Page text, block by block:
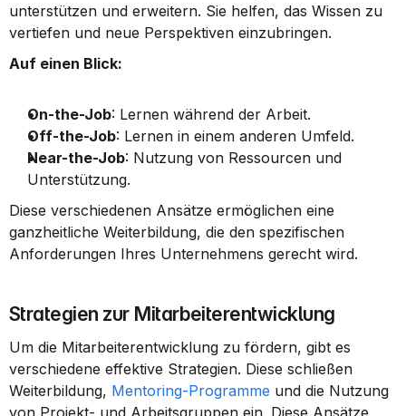
unterstützen und erweitern. Sie helfen, das Wissen zu
vertiefen und neue Perspektiven einzubringen.
Auf einen Blick:
On-the-Job: Lernen während der Arbeit.
Off-the-Job: Lernen in einem anderen Umfeld.
Near-the-Job: Nutzung von Ressourcen und
Unterstützung.
Diese verschiedenen Ansätze ermöglichen eine
ganzheitliche Weiterbildung, die den spezifischen
Anforderungen Ihres Unternehmens gerecht wird.
Strategien zur Mitarbeiterentwicklung
Um die Mitarbeiterentwicklung zu fördern, gibt es
verschiedene effektive Strategien. Diese schließen
Weiterbildung, Mentoring-Programme und die Nutzung
von Projekt- und Arbeitsgruppen ein. Diese Ansätze